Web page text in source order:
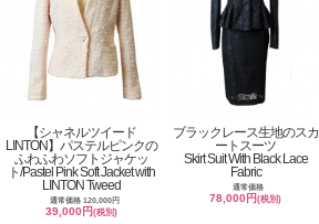
【シャネルツイード
LINTON】パステルピンクの
ふわふわソフトジャケッ
ト/Pastel Pink Soft Jacket with
LINTON Tweed
通常価格 120,000円
39,000円(税別)
ブラックレース生地のスカ
ートスーツ
Skirt Suit With Black Lace
Fabric
通常価格
78,000円(税別)